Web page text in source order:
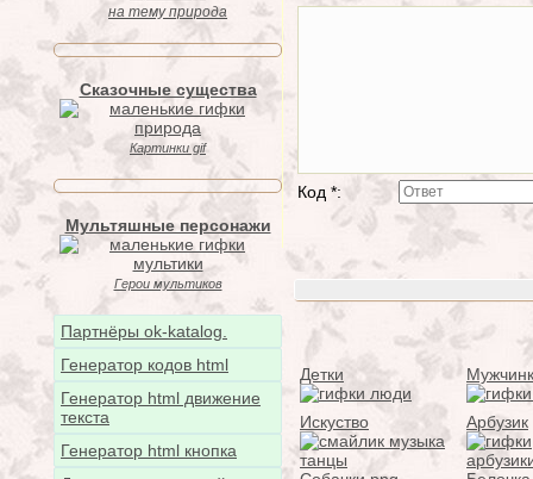
на тему природа
Сказочные существа
Картинки gif
Мультяшные персонажи
Герои мультиков
Партнёры ok-katalog.
Генератор кодов html
Генератор html движение
текста
Генератор html кнопка
Код *:
Детки
Искуство Арбузик